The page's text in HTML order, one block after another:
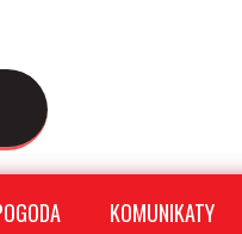
KOMUNIKATY